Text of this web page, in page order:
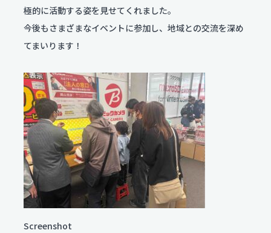
教職員募集
関連リンク
個人情報保護方針
サイトポリシー
極的に活動する姿を見せてくれました。
今後もさまざまなイベントに参加し、地域との交流を深め
てまいります！
Screenshot